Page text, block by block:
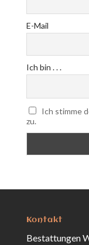
E-Mail
Ich bin . . .
Ich stimme
zu.
Kontakt
Bestattungen